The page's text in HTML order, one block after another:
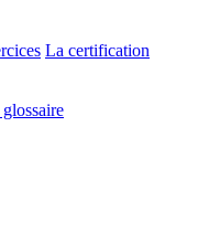
La certification